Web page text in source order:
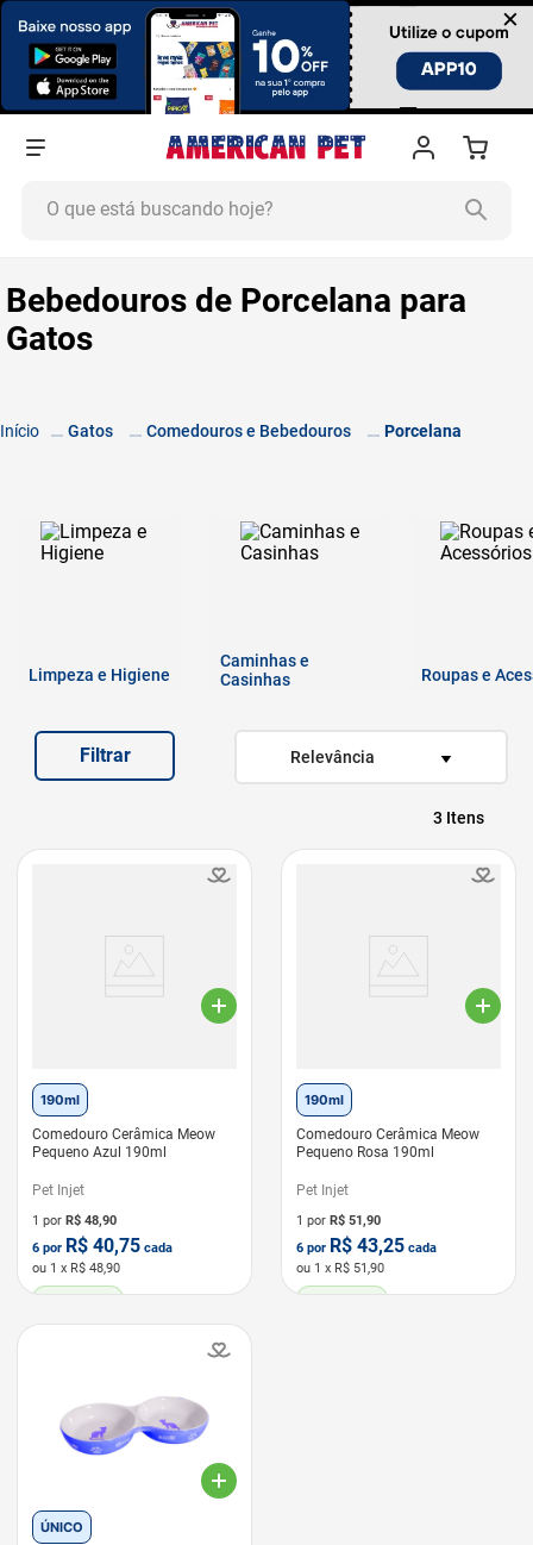
×
Bebedouros de Porcelana para
Gatos
Gatos Comedouros e Bebedouros Porcelana
Limpeza e Higiene
Caminhas e
Casinhas
Roupas e
Relevância
Filtrar
3
190ml
Comedouro Cerâmica Meow
Pequeno Azul 190ml
Pet Injet
1 por R$ 48,90
6 por R$ 40,75 cada
ou 1 x R$ 48,90
190ml
Comedouro Cerâmica Meow
Pequeno Rosa 190ml
Pet Injet
1 por R$ 51,90
6 por R$ 43,25 cada
ou 1 x R$ 51,90
ÚNICO
1º
ração cachorro
4º
areia
7º
fórmula natural
10º